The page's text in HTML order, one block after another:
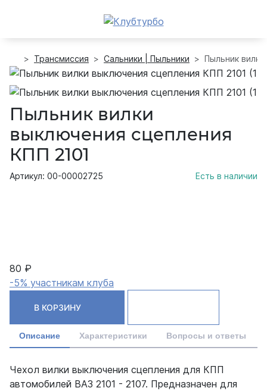
Трансмиссия Сальники | Пыльники Пыльник
Пыльник вилки
выключения сцепления
КПП 2101
Артикул: 00-00002725 Есть в наличии
80 ₽
-5% участникам клуба
В КОРЗИНУ
Описание Характеристики Вопросы и ответы
Чехол вилки выключения сцепления для КПП
автомобилей ВАЗ 2101 - 2107. Предназначен для